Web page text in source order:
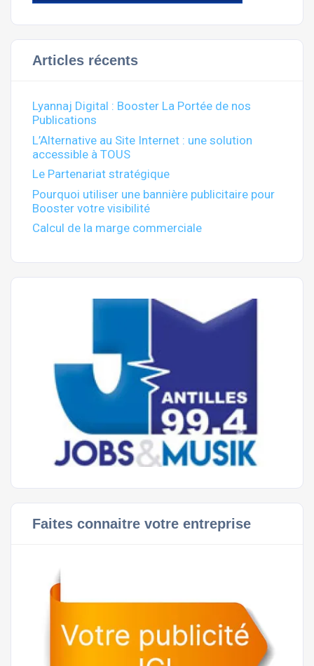
Articles récents
Lyannaj Digital : Booster La Portée de nos
Publications
L’Alternative au Site Internet : une solution
accessible à TOUS
Le Partenariat stratégique
Pourquoi utiliser une bannière publicitaire pour
Booster votre visibilité
Calcul de la marge commerciale
Faites connaitre votre entreprise